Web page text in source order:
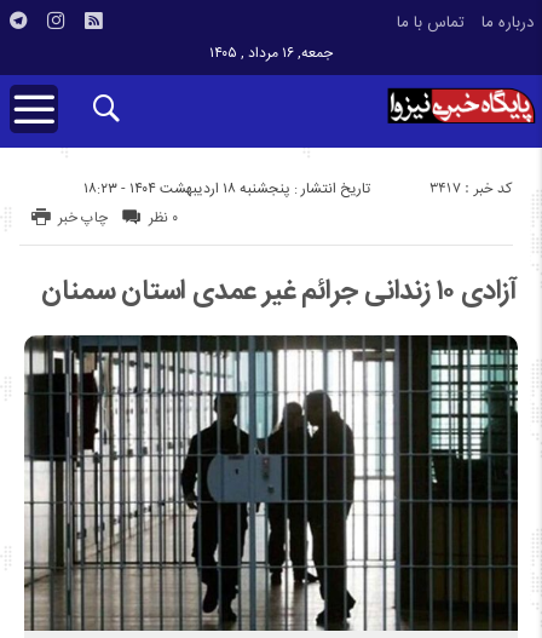
درباره ما تماس با ما
جمعه, ۱۶ مرداد , ۱۴۰۵
تاریخ انتشار : پنجشنبه ۱۸ اردیبهشت ۱۴۰۴ - ۱۸:۲۳ کد خبر : 3417
چاپ خبر ۰ نظر
آزادی ۱۰ زندانی جرائم غیر عمدی استان سمنان